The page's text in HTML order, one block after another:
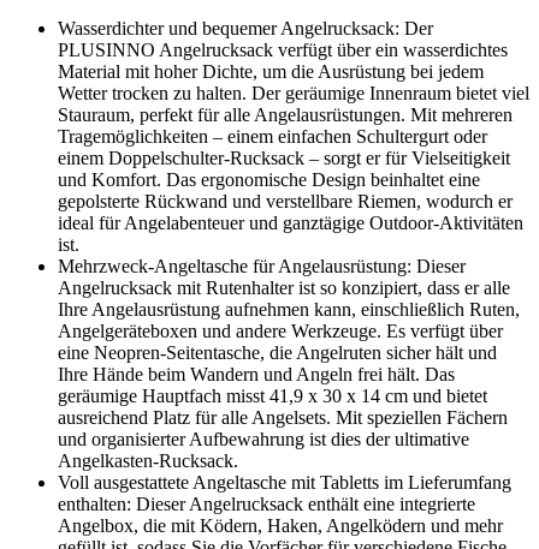
Wasserdichter und bequemer Angelrucksack: Der
PLUSINNO Angelrucksack verfügt über ein wasserdichtes
Material mit hoher Dichte, um die Ausrüstung bei jedem
Wetter trocken zu halten. Der geräumige Innenraum bietet viel
Stauraum, perfekt für alle Angelausrüstungen. Mit mehreren
Tragemöglichkeiten – einem einfachen Schultergurt oder
einem Doppelschulter-Rucksack – sorgt er für Vielseitigkeit
und Komfort. Das ergonomische Design beinhaltet eine
gepolsterte Rückwand und verstellbare Riemen, wodurch er
ideal für Angelabenteuer und ganztägige Outdoor-Aktivitäten
ist.
Mehrzweck-Angeltasche für Angelausrüstung: Dieser
Angelrucksack mit Rutenhalter ist so konzipiert, dass er alle
Ihre Angelausrüstung aufnehmen kann, einschließlich Ruten,
Angelgeräteboxen und andere Werkzeuge. Es verfügt über
eine Neopren-Seitentasche, die Angelruten sicher hält und
Ihre Hände beim Wandern und Angeln frei hält. Das
geräumige Hauptfach misst 41,9 x 30 x 14 cm und bietet
ausreichend Platz für alle Angelsets. Mit speziellen Fächern
und organisierter Aufbewahrung ist dies der ultimative
Angelkasten-Rucksack.
Voll ausgestattete Angeltasche mit Tabletts im Lieferumfang
enthalten: Dieser Angelrucksack enthält eine integrierte
Angelbox, die mit Ködern, Haken, Angelködern und mehr